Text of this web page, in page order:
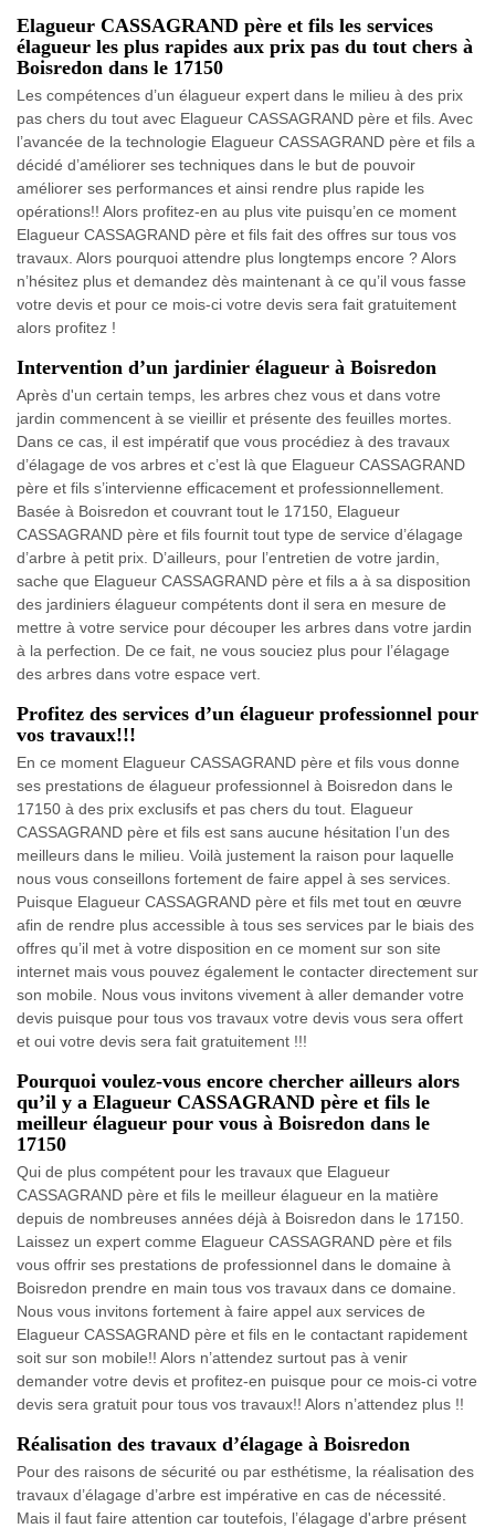
Elagueur CASSAGRAND père et fils les services
élagueur les plus rapides aux prix pas du tout chers à
Boisredon dans le 17150
Les compétences d’un élagueur expert dans le milieu à des prix
pas chers du tout avec Elagueur CASSAGRAND père et fils. Avec
l’avancée de la technologie Elagueur CASSAGRAND père et fils a
décidé d’améliorer ses techniques dans le but de pouvoir
améliorer ses performances et ainsi rendre plus rapide les
opérations!! Alors profitez-en au plus vite puisqu’en ce moment
Elagueur CASSAGRAND père et fils fait des offres sur tous vos
travaux. Alors pourquoi attendre plus longtemps encore ? Alors
n’hésitez plus et demandez dès maintenant à ce qu’il vous fasse
votre devis et pour ce mois-ci votre devis sera fait gratuitement
alors profitez !
Intervention d’un jardinier élagueur à Boisredon
Après d'un certain temps, les arbres chez vous et dans votre
jardin commencent à se vieillir et présente des feuilles mortes.
Dans ce cas, il est impératif que vous procédiez à des travaux
d’élagage de vos arbres et c’est là que Elagueur CASSAGRAND
père et fils s’intervienne efficacement et professionnellement.
Basée à Boisredon et couvrant tout le 17150, Elagueur
CASSAGRAND père et fils fournit tout type de service d’élagage
d’arbre à petit prix. D’ailleurs, pour l’entretien de votre jardin,
sache que Elagueur CASSAGRAND père et fils a à sa disposition
des jardiniers élagueur compétents dont il sera en mesure de
mettre à votre service pour découper les arbres dans votre jardin
à la perfection. De ce fait, ne vous souciez plus pour l’élagage
des arbres dans votre espace vert.
Profitez des services d’un élagueur professionnel pour
vos travaux!!!
En ce moment Elagueur CASSAGRAND père et fils vous donne
ses prestations de élagueur professionnel à Boisredon dans le
17150 à des prix exclusifs et pas chers du tout. Elagueur
CASSAGRAND père et fils est sans aucune hésitation l’un des
meilleurs dans le milieu. Voilà justement la raison pour laquelle
nous vous conseillons fortement de faire appel à ses services.
Puisque Elagueur CASSAGRAND père et fils met tout en œuvre
afin de rendre plus accessible à tous ses services par le biais des
offres qu’il met à votre disposition en ce moment sur son site
internet mais vous pouvez également le contacter directement sur
son mobile. Nous vous invitons vivement à aller demander votre
devis puisque pour tous vos travaux votre devis vous sera offert
et oui votre devis sera fait gratuitement !!!
Pourquoi voulez-vous encore chercher ailleurs alors
qu’il y a Elagueur CASSAGRAND père et fils le
meilleur élagueur pour vous à Boisredon dans le
17150
Qui de plus compétent pour les travaux que Elagueur
CASSAGRAND père et fils le meilleur élagueur en la matière
depuis de nombreuses années déjà à Boisredon dans le 17150.
Laissez un expert comme Elagueur CASSAGRAND père et fils
vous offrir ses prestations de professionnel dans le domaine à
Boisredon prendre en main tous vos travaux dans ce domaine.
Nous vous invitons fortement à faire appel aux services de
Elagueur CASSAGRAND père et fils en le contactant rapidement
soit sur son mobile!! Alors n’attendez surtout pas à venir
demander votre devis et profitez-en puisque pour ce mois-ci votre
devis sera gratuit pour tous vos travaux!! Alors n’attendez plus !!
Réalisation des travaux d’élagage à Boisredon
Pour des raisons de sécurité ou par esthétisme, la réalisation des
travaux d’élagage d’arbre est impérative en cas de nécessité.
Mais il faut faire attention car toutefois, l’élagage d'arbre présent